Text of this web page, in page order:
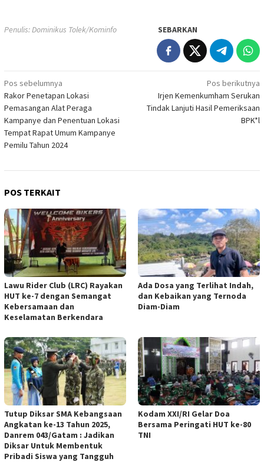
Penulis: Dominikus Tolek/Kominfo SEBARKAN
Navigasi
pos
Pos sebelumnya
Rakor Penetapan Lokasi
Pemasangan Alat Peraga
Kampanye dan Penentuan Lokasi
Tempat Rapat Umum Kampanye
Pemilu Tahun 2024
Pos berikutnya
Irjen Kemenkumham Serukan
Tindak Lanjuti Hasil Pemeriksaan
BPK*l
POS TERKAIT
Lawu Rider Club (LRC) Rayakan
HUT ke-7 dengan Semangat
Kebersamaan dan
Keselamatan Berkendara
Ada Dosa yang Terlihat Indah,
dan Kebaikan yang Ternoda
Diam-Diam
Tutup Diksar SMA Kebangsaan
Angkatan ke-13 Tahun 2025,
Danrem 043/Gatam : Jadikan
Diksar Untuk Membentuk
Pribadi Siswa yang Tangguh
Kodam XXI/RI Gelar Doa
Bersama Peringati HUT ke-80
TNI